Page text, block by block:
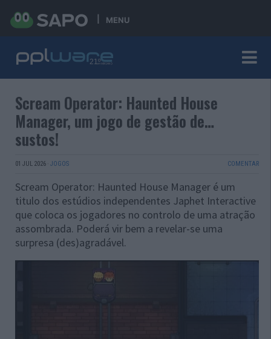
MENU
Scream Operator: Haunted House
Manager, um jogo de gestão de…
sustos!
01 JUL 2026 · JOGOS COMENTAR
Scream Operator: Haunted House Manager é um
titulo dos estúdios independentes Japhet Interactive
que coloca os jogadores no controlo de uma atração
assombrada. Poderá vir bem a revelar-se uma
surpresa (des)agradável.